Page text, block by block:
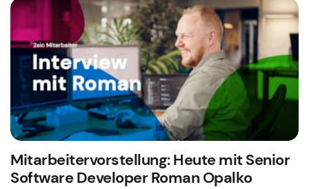
Mitarbeitervorstellung: Heute mit Senior
Software Developer Roman Opalko